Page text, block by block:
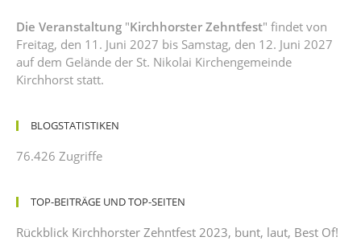
Die Veranstaltung "Kirchhorster Zehntfest" findet von
Freitag, den 11. Juni 2027 bis Samstag, den 12. Juni 2027
auf dem Gelände der St. Nikolai Kirchengemeinde
Kirchhorst statt.
BLOGSTATISTIKEN
76.426 Zugriffe
TOP-BEITRÄGE UND TOP-SEITEN
Rückblick Kirchhorster Zehntfest 2023, bunt, laut, Best Of!